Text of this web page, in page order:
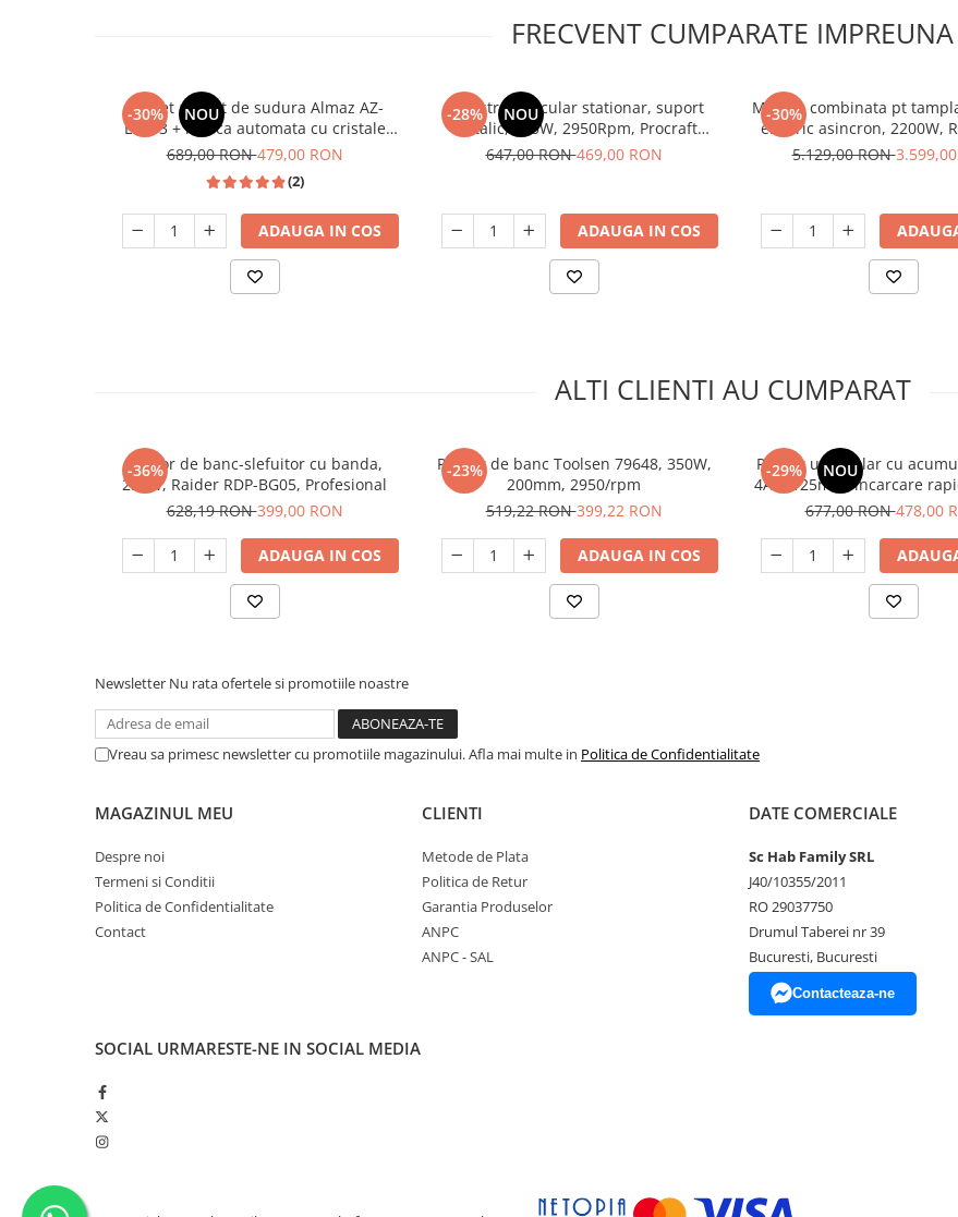
FRECVENT CUMPARATE IMPREUNA
-30% NOU
Pachet aparat de sudura Almaz AZ-
ES003 + masca automata cu cristale
Almaz, accesorii incluse, 250 A, 220V
689,00 RON479,00 RON
(2)
ADAUGA IN COS
-28% NOU
Fierastrau circular stationar, suport
metalic, 800W, 2950Rpm, Procraft
KR2600, 220V,
647,00 RON469,00 RON
ADAUGA IN COS
-30%
Masina combinata pt
electric asincron, 2200W,
CWM01,
5.129,00 RON
ALTI CLIENTI AU CUMPARAT
-36%
Polizor de banc-slefuitor cu banda,
250W, Raider RDP-BG05, Profesional
628,19 RON399,00 RON
ADAUGA IN COS
-23%
Polizor de banc Toolsen 79648, 350W,
200mm, 2950/rpm
519,22 RON399,22 RON
ADAUGA IN COS
-29% NOU
Polizor unghiular cu
4Ah, 125mm, incarcare
Ion, 11500 Rpm, Raider
677,00 RON478,00
Newsletter Nu rata ofertele si promotiile noastre
Vreau sa primesc newsletter cu promotiile magazinului. Afla mai multe in Politica de Confidentialitate
MAGAZINUL MEU
Despre noi
Termeni si Conditii
Politica de Confidentialitate
Contact
CLIENTI
Metode de Plata
Politica de Retur
Garantia Produselor
ANPC
ANPC - SAL
DATE COMERCIALE
Sc Hab Family SRL
J40/10355/2011
RO 29037750
Drumul Taberei nr 39
Bucuresti, Bucuresti
Contacteaza-ne
SOCIAL URMARESTE-NE IN SOCIAL MEDIA